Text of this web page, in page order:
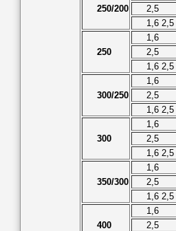
250/200
2,5
1,6 2,5
250
1,6
2,5
1,6 2,5
300/250
1,6
2,5
1,6 2,5
300
1,6
2,5
1,6 2,5
350/300
1,6
2,5
1,6 2,5
400
1,6
2,5